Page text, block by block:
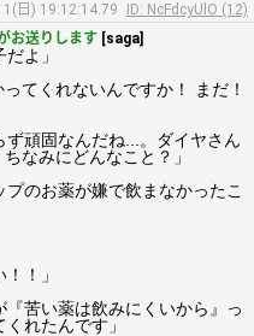
日) 19:12:14.79
ID: NcFdcyUlO (12)
お送りします [saga]
よ」
てくれないんですか！ まだ！
頑固なんだね...。ダイヤさん
なみにどんなこと？」
のお薬が嫌で飲まなかったこ
！」
苦い薬は飲みにくいから』っ
れたんです」